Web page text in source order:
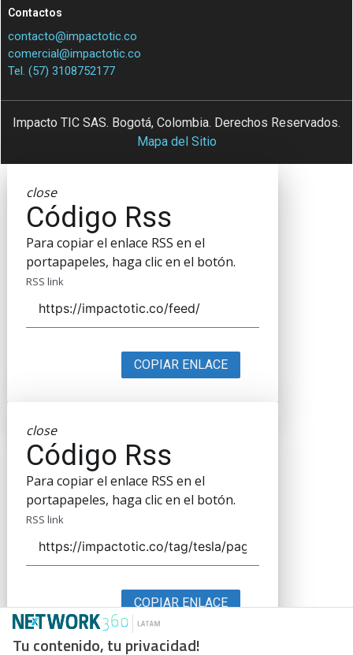
Tu contenido, tu privacidad!
Contactos
contacto@impactotic.co
comercial@impactotic.co
Tel. (57) 3108752177
Impacto TIC SAS. Bogotá, Colombia. Derechos Reservados.
Mapa del Sitio
close
Código Rss
Para copiar el enlace RSS en el
portapapeles, haga clic en el botón.
RSS link
COPIAR ENLACE
close
Código Rss
Para copiar el enlace RSS en el
portapapeles, haga clic en el botón.
RSS link
COPIAR ENLACE